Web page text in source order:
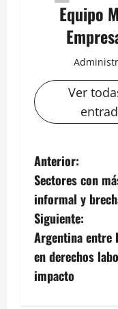
Equipo
Ver
N
a
v
e
g
Anterior:
Sectores con
informal y
Siguiente:
Argentina entre
en derechos
impacto